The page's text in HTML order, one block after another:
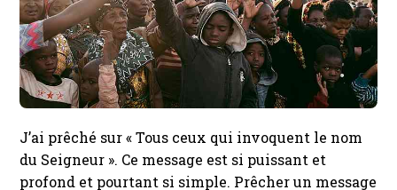
J’ai prêché sur « Tous ceux qui invoquent le nom
du Seigneur ». Ce message est si puissant et
profond et pourtant si simple. Prêcher un message